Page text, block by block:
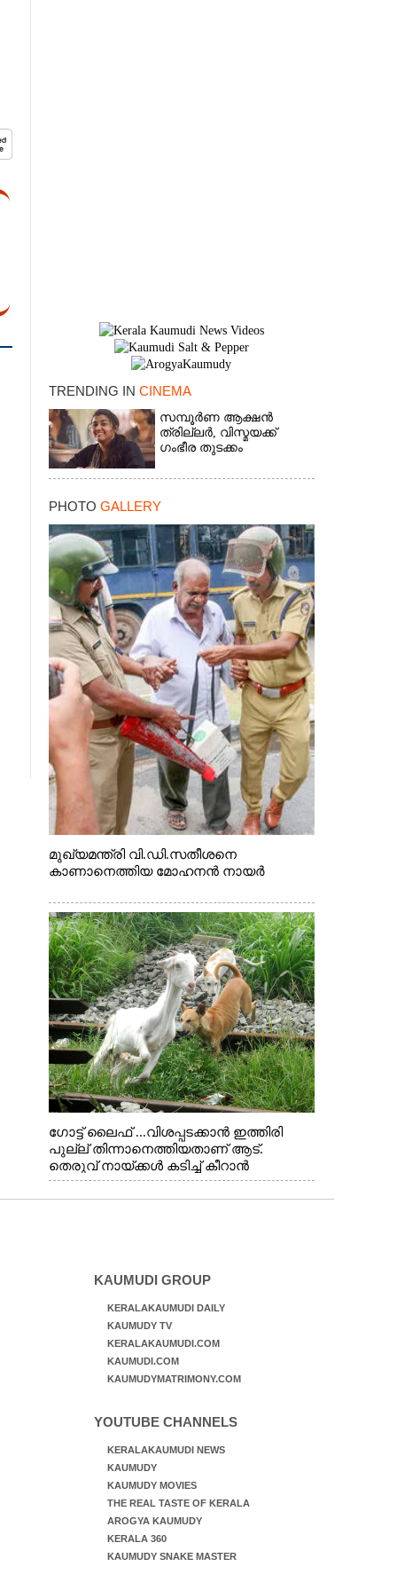
TRENDING IN CINEMA
സമ്പൂർണ ആക്ഷൻ
ത്രില്ലർ,​ വിസ്മയക്ക്
ഗംഭീര തുടക്കം
PHOTO GALLERY
മുഖ്യമന്ത്രി വി.ഡി.സതീശനെ
കാണാനെത്തിയ മോഹനൻ നായർ
ഗോട്ട് ലൈഫ് ...വിശപ്പടക്കാൻ ഇത്തിരി
പുല്ല് തിന്നാനെത്തിയതാണ് ആട്.
തെരുവ് നായ്ക്കൾ കടിച്ച് കീറാൻ
വന്നതോടെ വയറിന്റെ ആന്തൽ മറന്ന്
ജീവന് വേണ്ടിയായി ഓട്ടം. എറണാകുളം
KAUMUDI GROUP
KERALAKAUMUDI DAILY
KAUMUDY TV
KERALAKAUMUDI.COM
KAUMUDI.COM
KAUMUDYMATRIMONY.COM
YOUTUBE CHANNELS
KERALAKAUMUDI NEWS
KAUMUDY
KAUMUDY MOVIES
THE REAL TASTE OF KERALA
AROGYA KAUMUDY
KERALA 360
KAUMUDY SNAKE MASTER